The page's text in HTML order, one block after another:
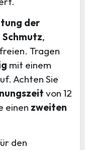
der
Schmutz,
Tragen
mit einem
Achten Sie
von 12
einen zweiten
den